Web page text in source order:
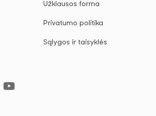
Užklausos forma
Privatumo politika
Sąlygos ir taisyklės